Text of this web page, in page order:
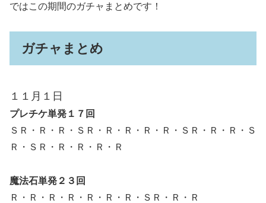
ではこの期間のガチャまとめです！
ガチャまとめ
１１月１日
プレチケ単発１７回
ＳＲ・Ｒ・Ｒ・ＳＲ・Ｒ・Ｒ・Ｒ・Ｒ・ＳＲ・Ｒ・Ｒ・Ｓ
Ｒ・ＳＲ・Ｒ・Ｒ・Ｒ・Ｒ
魔法石単発２３回
Ｒ・Ｒ・Ｒ・Ｒ・Ｒ・Ｒ・Ｒ・ＳＲ・Ｒ・Ｒ